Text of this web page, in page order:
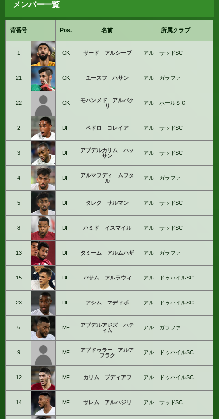
メンバー一覧
背番号 Pos. 名前 所属クラブ
1 GK サード アルシーブ アル サッドSC
21 GK ユースフ ハサン アル ガラファ
22 GK
モハンメド アルバク
リ
アル ホールＳＣ
2 DF ペドロ コレイア アル サッドSC
3 DF
アブデルカリム ハッ
サン
アル サッドSC
4 DF
アルマフディ ムフタ
ル
アル ガラファ
5 DF タレク サルマン アル サッドSC
8 DF ハミド イスマイル アル サッドSC
13 DF タミーム アルムハザ アル ガラファ
15 DF バサム アルラウィ アル ドゥハイルSC
23 DF アシム マディボ アル ドゥハイルSC
6 MF
アブデルアジズ ハテ
ィム
アル ガラファ
9 MF
アブドゥラー アルア
フラク
アル ドゥハイルSC
12 MF カリム ブディアフ アル ドゥハイルSC
14 MF サレム アルハジリ アル サッドSC